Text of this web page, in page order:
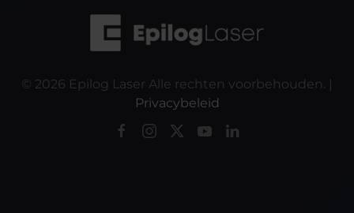
© 2026 Epilog Laser Alle rechten voorbehouden. |
Privacybeleid